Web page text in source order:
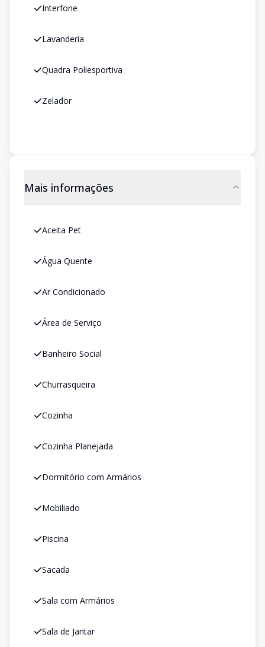
Interfone
Lavanderia
Quadra Poliesportiva
Zelador
Mais informações
Aceita Pet
Água Quente
Ar Condicionado
Área de Serviço
Banheiro Social
Churrasqueira
Cozinha
Cozinha Planejada
Dormitório com Armários
Mobiliado
Piscina
Sacada
Sala com Armários
Sala de Jantar